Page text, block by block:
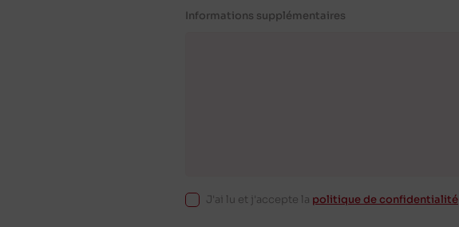
Informations supplémentaires
J'ai lu et j'accepte la politique de confidentialité